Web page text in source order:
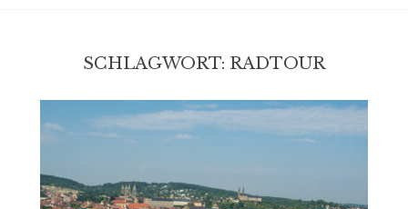
SCHLAGWORT: RADTOUR